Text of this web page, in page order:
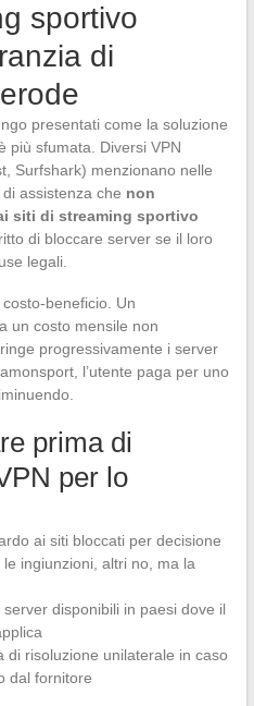
sportivo
di
presentati come la soluzione
più sfumata. Diversi VPN
Surfshark) menzionano nelle
assistenza che non
siti di streaming sportivo
di bloccare server se il loro
legali.
beneficio. Un
un costo mensile non
progressivamente i server
l’utente paga per uno
prima di
per lo
ai siti bloccati per decisione
ingiunzioni, altri no, ma la
disponibili in paesi dove il
di risoluzione unilaterale in caso
dal fornitore